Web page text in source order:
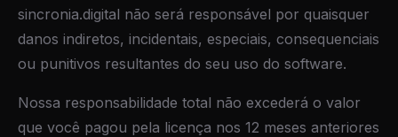
sincronia.digital não será responsável por quaisquer
danos indiretos, incidentais, especiais, consequenciais
ou punitivos resultantes do seu uso do software.
Nossa responsabilidade total não excederá o valor
que você pagou pela licença nos 12 meses anteriores